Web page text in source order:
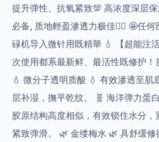
提升弹性、抗氧紧致💯 高浓度深层
必备, 质地輕盈滲透力极佳👍🏻 🤩任
碌机导入微针用既精華 💧 【超能注
次使用都系最新鲜、最活性既修护！
💧 微分子透明质酸 💧 有效滲透至肌
层补湿，撫平乾纹。 🧬 海洋弹力蛋
胶原结构高度相似，有效锁住水分
紧致弹滑。 🌿 金缕梅水 🌿 具舒缓